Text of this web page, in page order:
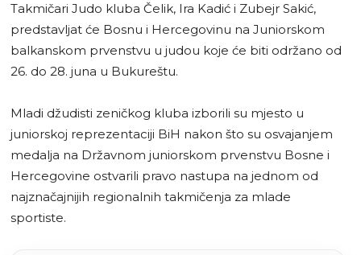
Takmičari Judo kluba Čelik, Ira Kadić i Zubejr Sakić,
predstavljat će Bosnu i Hercegovinu na Juniorskom
balkanskom prvenstvu u judou koje će biti održano od
26. do 28. juna u Bukureštu.
Mladi džudisti zeničkog kluba izborili su mjesto u
juniorskoj reprezentaciji BiH nakon što su osvajanjem
medalja na Državnom juniorskom prvenstvu Bosne i
Hercegovine ostvarili pravo nastupa na jednom od
najznačajnijih regionalnih takmičenja za mlade
sportiste.